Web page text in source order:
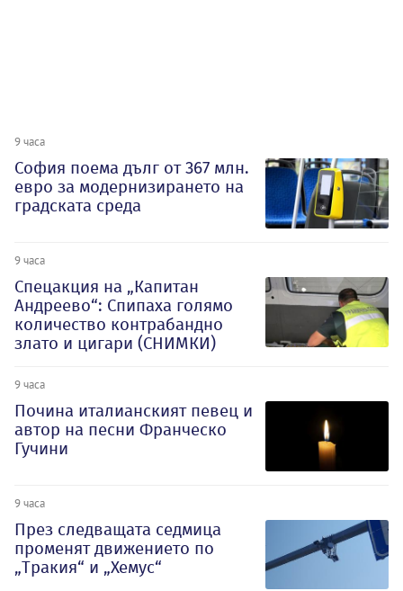
9 часа
София поема дълг от 367 млн.
евро за модернизирането на
градската среда
9 часа
Спецакция на „Капитан
Андреево“: Спипаха голямо
количество контрабандно
злато и цигари (СНИМКИ)
9 часа
Почина италианският певец и
автор на песни Франческо
Гучини
9 часа
През следващата седмица
променят движението по
„Тракия“ и „Хемус“